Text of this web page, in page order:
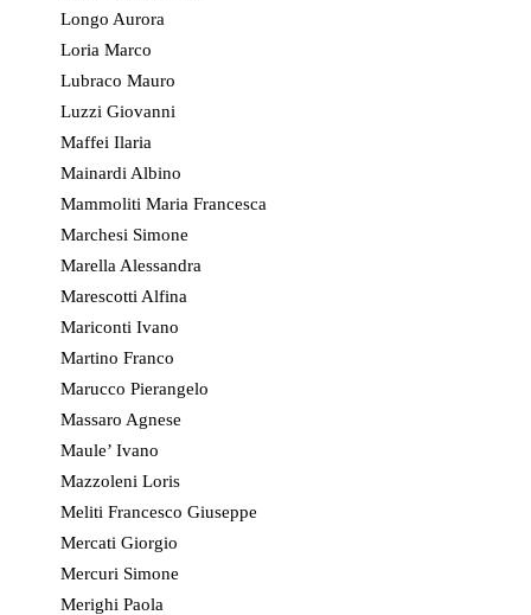
Longo Aurora
Loria Marco
Lubraco Mauro
Luzzi Giovanni
Maffei Ilaria
Mainardi Albino
Mammoliti Maria Francesca
Marchesi Simone
Marella Alessandra
Marescotti Alfina
Mariconti Ivano
Martino Franco
Marucco Pierangelo
Massaro Agnese
Maule’ Ivano
Mazzoleni Loris
Meliti Francesco Giuseppe
Mercati Giorgio
Mercuri Simone
Merighi Paola